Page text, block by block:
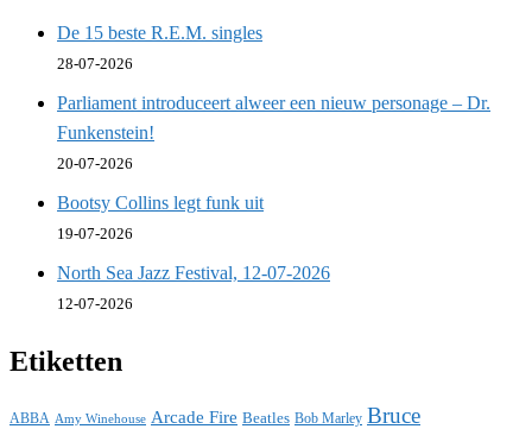
De 15 beste R.E.M. singles
28-07-2026
Parliament introduceert alweer een nieuw personage – Dr.
Funkenstein!
20-07-2026
Bootsy Collins legt funk uit
19-07-2026
North Sea Jazz Festival, 12-07-2026
12-07-2026
Etiketten
ABBA Amy Winehouse Arcade Fire Beatles Bob Marley Bruce